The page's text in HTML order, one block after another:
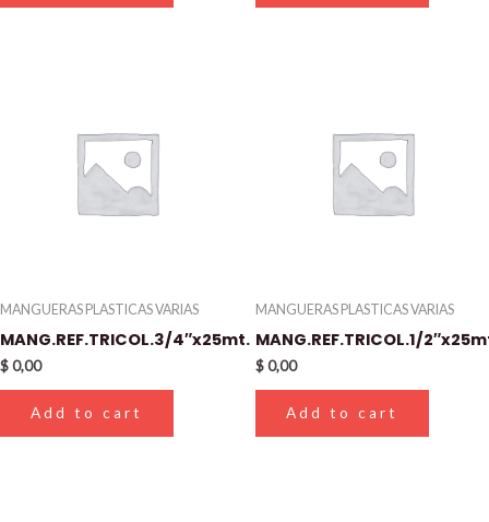
MANGUERAS PLASTICAS VARIAS
MANG.REF.TRICOL.3/4″x25mt.
$0,00
Add to cart
MANGUERAS PLASTICAS VARIAS
MANG.REF.TRICOL.1/
$0,00
Add to cart